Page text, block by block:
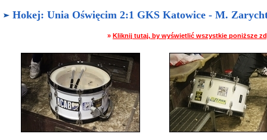
Hokej: Unia Oświęcim 2:1 GKS Katowice - M.
» Kliknij tutaj, by wyświetlić wszystkie poniższe